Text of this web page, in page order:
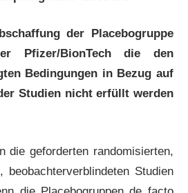
der Placebogruppe
Pfizer/BionTech die den
Bedingungen in Bezug auf
Studien nicht erfüllt werden
die geforderten randomisierten,
beobachterverblindeten Studien